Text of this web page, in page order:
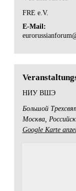
FRE e.V.
E-Mail:
НИУ ВШЭ
Большой
Москва,
Google Karte